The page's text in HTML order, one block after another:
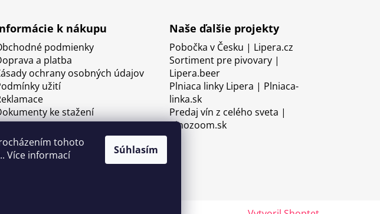
tohoto
Více informací
Súhlasím
k nákupu
podmienky
a platba
ochrany osobných údajov
užití
ke stažení
Naše ďalšie projekty
Pobočka v Česku | Lipera.cz
Sortiment pre pivovary |
Lipera.beer
Plniaca linky Lipera | Plniaca-
linka.sk
Predaj vín z celého sveta |
Vinozoom.sk